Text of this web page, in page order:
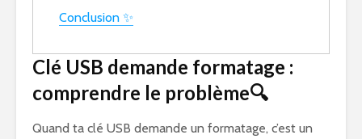
Conclusion ✨
Clé USB demande formatage :
comprendre le problème🔍
Quand ta clé USB demande un formatage, c’est un